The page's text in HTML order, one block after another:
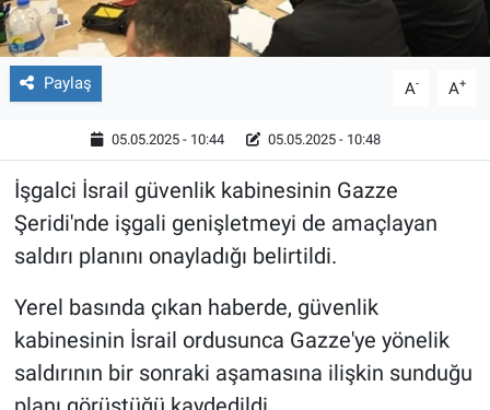
Paylaş A- A+
05.05.2025 - 10:44 05.05.2025 - 10:48
İşgalci İsrail güvenlik kabinesinin Gazze
Şeridi'nde işgali genişletmeyi de amaçlayan
saldırı planını onayladığı belirtildi.
Yerel basında çıkan haberde, güvenlik
kabinesinin İsrail ordusunca Gazze'ye yönelik
saldırının bir sonraki aşamasına ilişkin sunduğu